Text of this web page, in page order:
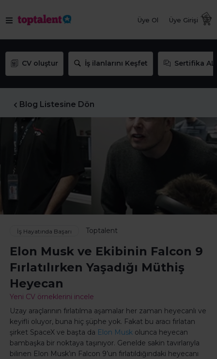
Üye Ol Üye Girişi
CV oluştur İş ilanlarını Keşfet Sertifika AL
Blog Listesine Dön
İş Hayatında Başarı Toptalent
Elon Musk ve Ekibinin Falcon 9
Fırlatılırken Yaşadığı Müthiş
Heyecan
Yeni CV örneklerini incele
Uzay araçlarının fırlatılma aşamalar her zaman heyecanlı ve
keyifli oluyor, buna hiç şüphe yok. Fakat bu aracı fırlatan
şirket SpaceX ve başta da Elon Musk olunca heyecan
bambaşka bir noktaya taşınıyor. Genelde sakin tavırlarıyla
bilinen Elon Musk’ın Falcon 9’un fırlatıldığındaki heyecanı